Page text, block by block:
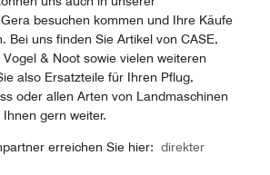
besuchen kommen und Ihre Käufe
Bei uns finden Sie Artikel von CASE,
& Noot sowie vielen weiteren
also Ersatzteile für Ihren Pflug,
oder allen Arten von Landmaschinen
gern weiter.
erreichen Sie hier: direkter